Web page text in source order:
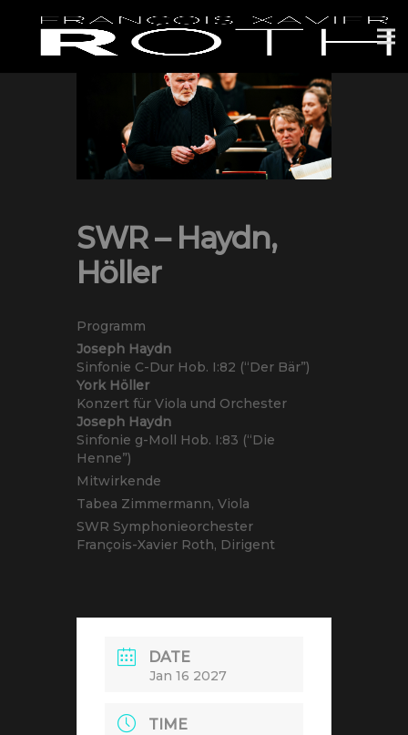
SWR – Haydn,
Höller
Programm
Joseph Haydn
Sinfonie C-Dur Hob. I:82 (“Der Bär”)
York Höller
Konzert für Viola und Orchester
Joseph Haydn
Sinfonie g-Moll Hob. I:83 (“Die
Henne”)
Mitwirkende
Tabea Zimmermann, Viola
SWR Symphonieorchester
François-Xavier Roth, Dirigent
DATE
Jan 16 2027
TIME